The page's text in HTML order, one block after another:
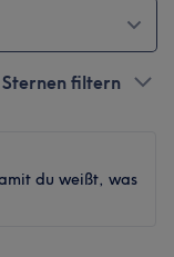
filtern
du weißt, was